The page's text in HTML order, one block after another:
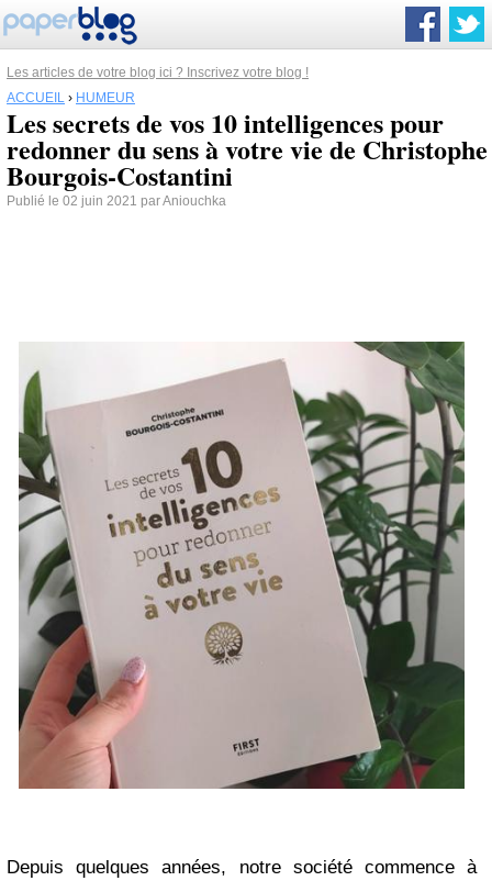
Les articles de votre blog ici ? Inscrivez votre blog !
ACCUEIL › HUMEUR
Les secrets de vos 10 intelligences pour
redonner du sens à votre vie de Christophe
Bourgois-Costantini
Publié le 02 juin 2021 par Aniouchka
Depuis quelques années, notre société commence à